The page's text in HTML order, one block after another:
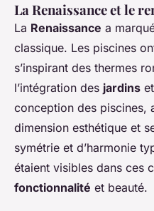
La Renaissance et le
La Renaissance a
classique. Les piscines
s’inspirant des thermes
l’intégration des jardins
conception des piscines,
dimension esthétique et
symétrie et d’harmonie
étaient visibles dans ces
fonctionnalité et beauté.